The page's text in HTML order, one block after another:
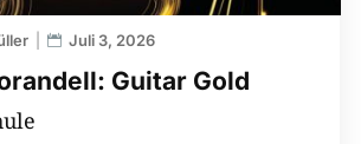
Guitar Gold
Juli 3, 2026